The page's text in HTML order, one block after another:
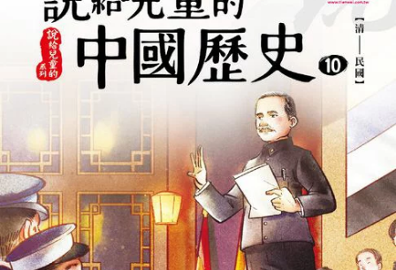
居家生活 3C家電 運動休閒 親子玩具
化妝保養 情趣用品
日本購物 電子/紙本書
HOT